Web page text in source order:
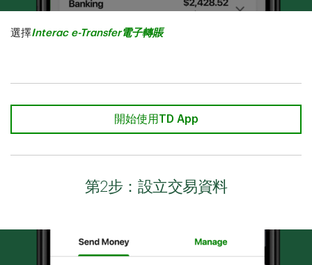
選擇Interac e-Transfer電子轉賬
開始使用TD App
第2步：設立交易資料